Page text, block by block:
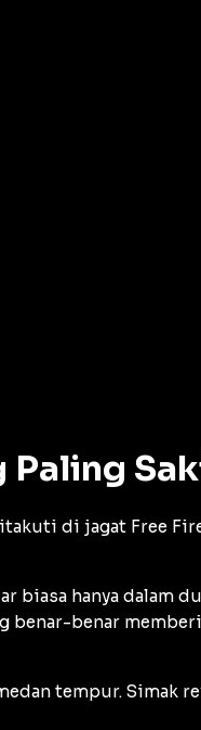
Paling
di jagat Free
biasa hanya dalam
benar-benar
tempur. Simak